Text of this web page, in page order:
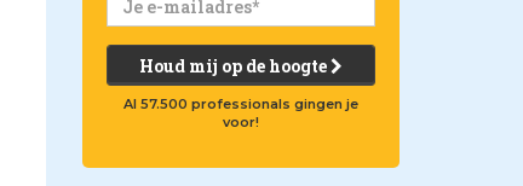
Houd mij op de hoogte
Al 57.500 professionals gingen je
voor!